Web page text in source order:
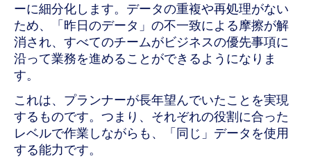
ーに細分化します。データの重複や再処理がない
ため、「昨日のデータ」の不一致による摩擦が解
消され、すべてのチームがビジネスの優先事項に
沿って業務を進めることができるようになりま
す。
これは、プランナーが長年望んでいたことを実現
するものです。つまり、それぞれの役割に合った
レベルで作業しながらも、「同じ」データを使用
する能力です。